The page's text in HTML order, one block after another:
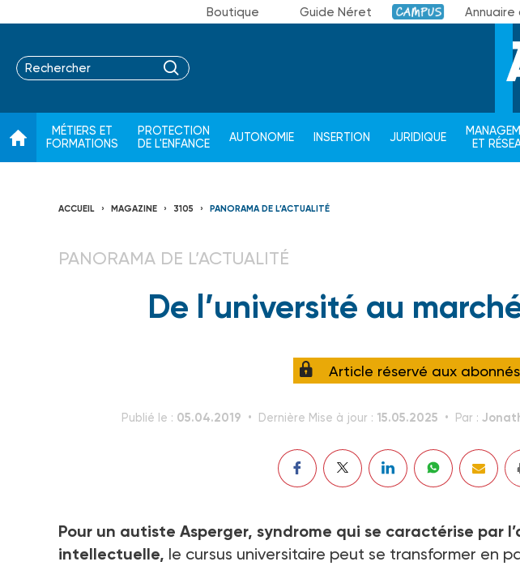
Boutique Guide Néret Campus
MÉTIERS ET
FORMATIONS
PROTECTION
DE L'ENFANCE
AUTONOMIE INSERTION JURIDIQUE
ET
ACCUEIL MAGAZINE 3105 PANORAMA DE L’ACTUALITÉ
PANORAMA DE L’ACTUALITÉ
De l’université au
Article réservé aux abonnés
Publié le : 05.04.2019 Dernière Mise à jour : 15.05.2025 Par :
Pour un autiste Asperger, syndrome qui se caractérise par
intellectuelle, le cursus universitaire peut se transformer en